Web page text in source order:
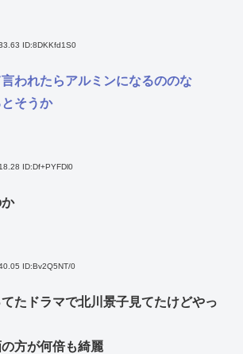
ID:8DKKfd1S0
われたらアルミンになるののな
そうか
ID:Df+PYFDl0
ID:Bv2Q5NT/0
たドラマで北川景子見てたけどやっ
方が何倍も綺麗